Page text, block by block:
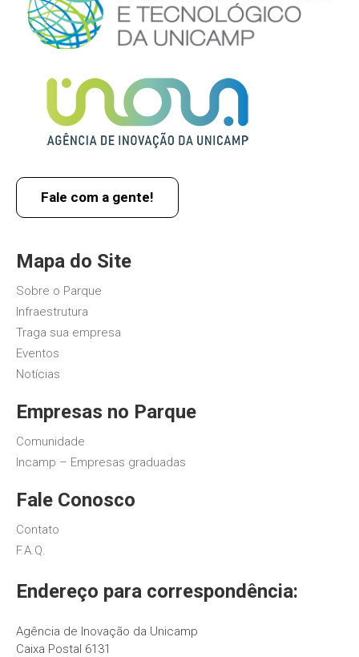
Fale com a gente!
Mapa do Site
Sobre o Parque
Infraestrutura
Traga sua empresa
Eventos
Notícias
Empresas no Parque
Comunidade
Incamp – Empresas graduadas
Fale Conosco
Contato
F.A.Q.
Endereço para correspondência:
Agência de Inovação da Unicamp
Caixa Postal 6131